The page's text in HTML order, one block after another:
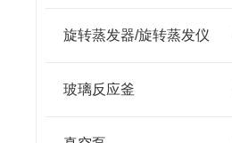
旋转蒸发器/旋转蒸发仪
玻璃反应釜